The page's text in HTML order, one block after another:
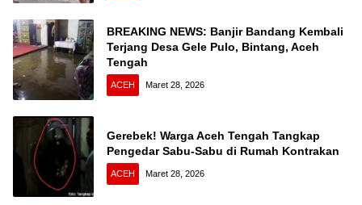
BREAKING NEWS: Banjir Bandang Kembali
Terjang Desa Gele Pulo, Bintang, Aceh
Tengah
ACEH Maret 28, 2026
Gerebek! Warga Aceh Tengah Tangkap
Pengedar Sabu-Sabu di Rumah Kontrakan
ACEH Maret 28, 2026